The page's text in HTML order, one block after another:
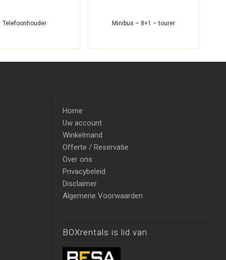
Telefoonhouder Minibus – 8+1 – tourer
Home
Uw account
Winkelmand
Offerte / Reservatie
Over ons
Privacybeleid
Disclaimer
Algemene Voorwaarden
BOXrentals is lid van